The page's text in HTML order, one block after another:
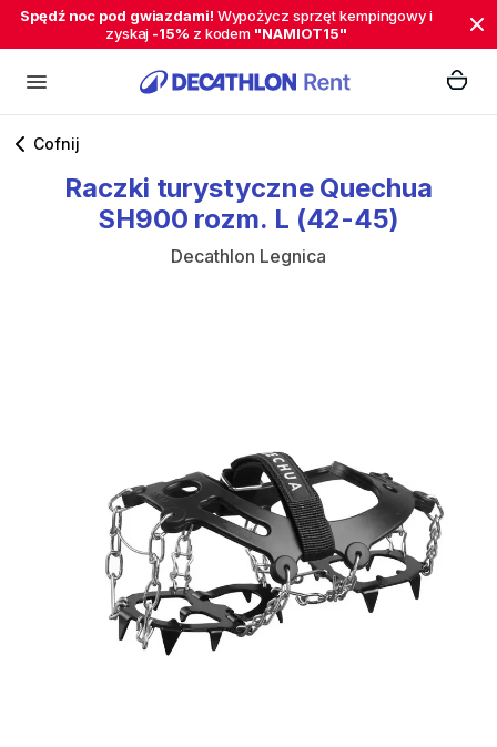
Spędź noc pod gwiazdami! Wypożycz sprzęt kempingowy i
zyskaj -15% z kodem "NAMIOT15"
Cofnij
Raczki turystyczne Quechua
SH900 rozm. L (42-45)
Decathlon Legnica